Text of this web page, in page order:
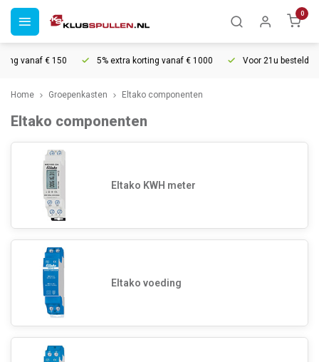
0
vanaf € 150 5% extra korting vanaf € 1000 Voor 21u besteld,
Home Groepenkasten Eltako componenten
Eltako componenten
Eltako KWH meter
Eltako voeding